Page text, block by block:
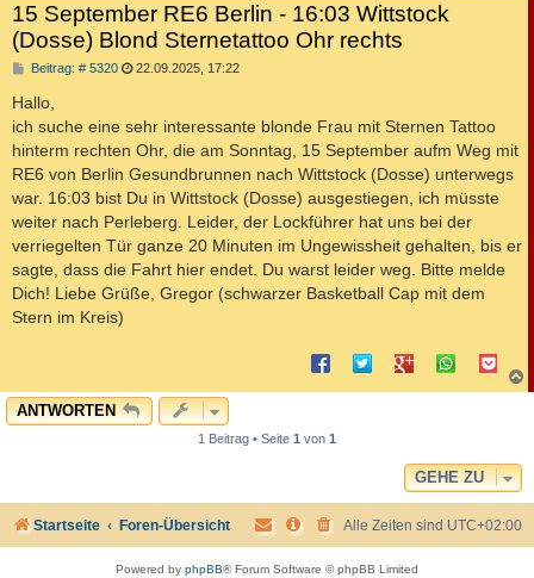
15 September RE6 Berlin - 16:03 Wittstock
(Dosse) Blond Sternetattoo Ohr rechts
Beitrag: # 5320B
r
g
22.09.2025, 17:22
Hallo,
ich suche eine sehr interessante blonde Frau mit Sternen Tattoo
hinterm rechten Ohr, die am Sonntag, 15 September aufm Weg mit
RE6 von Berlin Gesundbrunnen nach Wittstock (Dosse) unterwegs
war. 16:03 bist Du in Wittstock (Dosse) ausgestiegen, ich müsste
weiter nach Perleberg. Leider, der Lockführer hat uns bei der
verriegelten Tür ganze 20 Minuten im Ungewissheit gehalten, bis er
sagte, dass die Fahrt hier endet. Du warst leider weg. Bitte melde
Dich! Liebe Grüße, Gregor (schwarzer Basketball Cap mit dem
Stern im Kreis)
a
ANTWORTEN
1 Beitrag • Seite 1 von 1
GEHE ZU
Startseite Foren-Übersicht Alle Zeiten sind UTC+02:00
Powered by phpBB® Forum Software © phpBB Limited